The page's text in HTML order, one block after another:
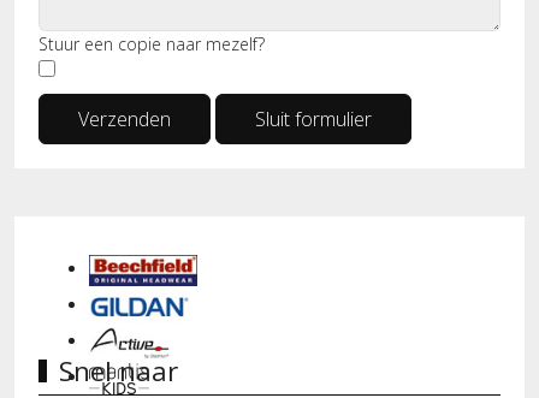
Stuur een copie naar mezelf?
Verzenden Sluit formulier
Snel naar